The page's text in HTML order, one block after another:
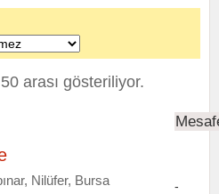
arası gösteriliyor.
Nilüfer, Bursa -